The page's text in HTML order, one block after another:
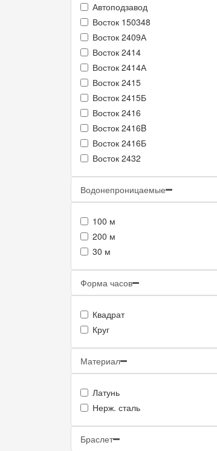
Автоподзавод
Восток 150348
Восток 2409А
Восток 2414
Восток 2414А
Восток 2415
Восток 2415Б
Восток 2416
Восток 2416B
Восток 2416Б
Восток 2432
Водонепроницаемые
100 м
200 м
30 м
Форма часов
Квадрат
Круг
Материал
Латунь
Нерж. сталь
Браслет